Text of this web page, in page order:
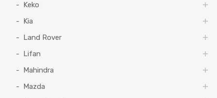
Keko
Kia
Land Rover
Lifan
Mahindra
Mazda